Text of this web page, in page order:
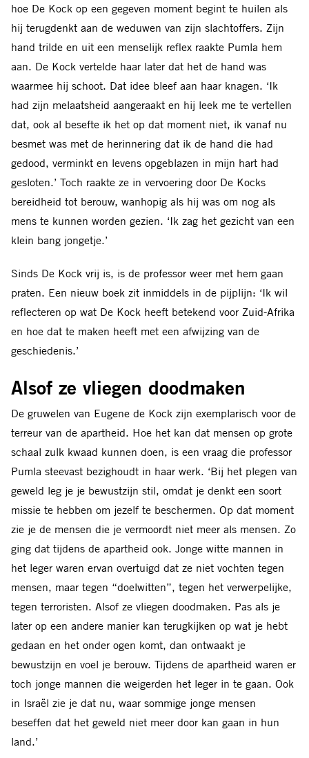
hoe De Kock op een gegeven moment begint te huilen als
hij terugdenkt aan de weduwen van zijn slachtoffers. Zijn
hand trilde en uit een menselijk reflex raakte Pumla hem
aan. De Kock vertelde haar later dat het de hand was
waarmee hij schoot. Dat idee bleef aan haar knagen. ‘Ik
had zijn melaatsheid aangeraakt en hij leek me te vertellen
dat, ook al besefte ik het op dat moment niet, ik vanaf nu
besmet was met de herinnering dat ik de hand die had
gedood, verminkt en levens opgeblazen in mijn hart had
gesloten.’ Toch raakte ze in vervoering door De Kocks
bereidheid tot berouw, wanhopig als hij was om nog als
mens te kunnen worden gezien. ‘Ik zag het gezicht van een
klein bang jongetje.’
Sinds De Kock vrij is, is de professor weer met hem gaan
praten. Een nieuw boek zit inmiddels in de pijplijn: ‘Ik wil
reflecteren op wat De Kock heeft betekend voor Zuid-Afrika
en hoe dat te maken heeft met een afwijzing van de
geschiedenis.’
Alsof ze vliegen doodmaken
De gruwelen van Eugene de Kock zijn exemplarisch voor de
terreur van de apartheid. Hoe het kan dat mensen op grote
schaal zulk kwaad kunnen doen, is een vraag die professor
Pumla steevast bezighoudt in haar werk. ‘Bij het plegen van
geweld leg je je bewustzijn stil, omdat je denkt een soort
missie te hebben om jezelf te beschermen. Op dat moment
zie je de mensen die je vermoordt niet meer als mensen. Zo
ging dat tijdens de apartheid ook. Jonge witte mannen in
het leger waren ervan overtuigd dat ze niet vochten tegen
mensen, maar tegen “doelwitten”, tegen het verwerpelijke,
tegen terroristen. Alsof ze vliegen doodmaken. Pas als je
later op een andere manier kan terugkijken op wat je hebt
gedaan en het onder ogen komt, dan ontwaakt je
bewustzijn en voel je berouw. Tijdens de apartheid waren er
toch jonge mannen die weigerden het leger in te gaan. Ook
in Israël zie je dat nu, waar sommige jonge mensen
beseffen dat het geweld niet meer door kan gaan in hun
land.’